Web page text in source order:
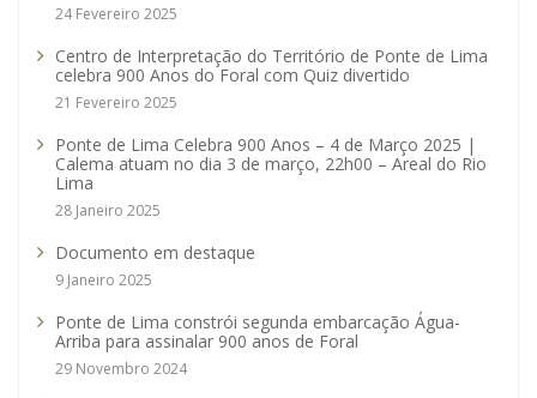
24 Fevereiro 2025
Centro de Interpretação do Território de Ponte de Lima
celebra 900 Anos do Foral com Quiz divertido
21 Fevereiro 2025
Ponte de Lima Celebra 900 Anos – 4 de Março 2025 |
Calema atuam no dia 3 de março, 22h00 – Areal do Rio
Lima
28 Janeiro 2025
Documento em destaque
9 Janeiro 2025
Ponte de Lima constrói segunda embarcação Água-
Arriba para assinalar 900 anos de Foral
29 Novembro 2024